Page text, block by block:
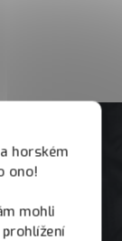
horském
ono!
mohli